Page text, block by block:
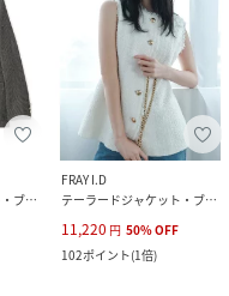
テーラードジャケット・ブレザー
FRAY I.D
テーラードジャケット・ブレザー
11,220 円 50%OFF
102ポイント(1倍)